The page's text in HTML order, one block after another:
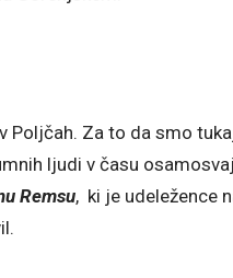
Poljčah. Za to da smo
ljudi v času
Remsu, ki je udeležence